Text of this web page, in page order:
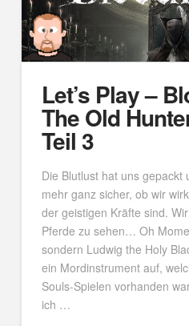
Let’s Play –
The Old
Teil 3
Die Blutlust hat uns gepackt
mehr ganz sicher, ob wir
der geistigen Kräfte sind.
Pferde zu sehen… Oh
sondern Ludwig the Holy
ein Mordinstrument auf,
Souls-Spielen vorhanden
ich …